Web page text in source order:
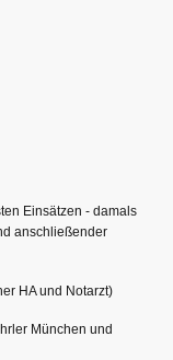
Einsätzen - damals
anschließender
HA und Notarzt)
München und